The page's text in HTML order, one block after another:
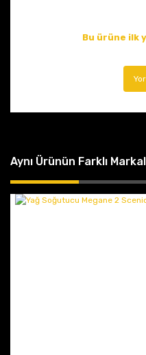
Bu ürüne ilk
Aynı Ürünün Farklı